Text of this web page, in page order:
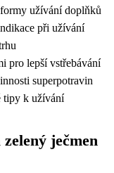
užívání doplňků
při užívání
pro lepší vstřebávání
superpotravin
tipy k užívání
ječmen